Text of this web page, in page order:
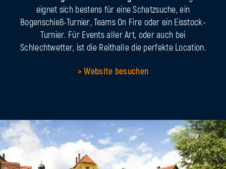
eignet sich bestens für eine Schatzsuche, ein
Bogenschieß-Turnier, Teams On Fire oder ein Eisstock-
Turnier. Für Events aller Art, oder auch bei
Schlechtwetter, ist die Reithalle die perfekte Location.
> Website besuchen